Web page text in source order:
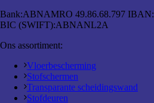
Bank:ABNAMRO 49.86.68.797 IBAN:
BIC (SWIFT):ABNANL2A
Ons assortiment:
Vloerbescherming
Stofschermen
Transparante scheidingswand
Stofdeuren